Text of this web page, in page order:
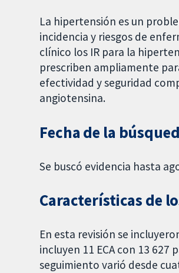
La hipertensión es un
incidencia y riesgos de
clínico los IR para la
prescriben ampliamente
efectividad y seguridad
angiotensina.
Fecha de la
Se buscó evidencia hasta
Características de
En esta revisión se
incluyen 11 ECA con 13
seguimiento varió desde